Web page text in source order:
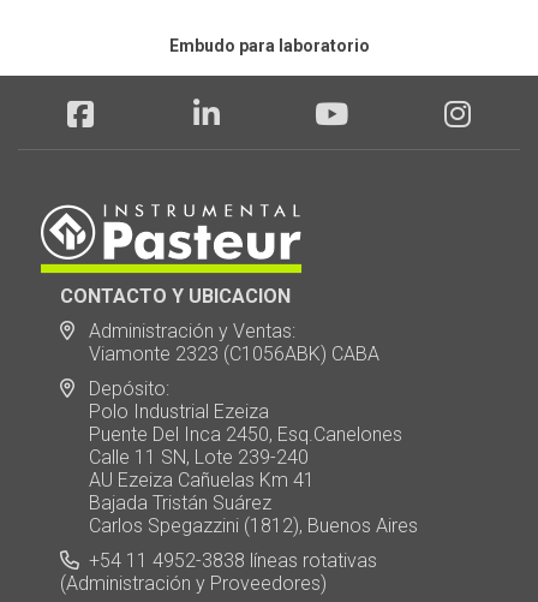
Embudo para laboratorio
CONTACTO Y UBICACION
Administración y Ventas:
Viamonte 2323 (C1056ABK) CABA
Depósito:
Polo Industrial Ezeiza
Puente Del Inca 2450, Esq.Canelones
Calle 11 SN, Lote 239-240
AU Ezeiza Cañuelas Km 41
Bajada Tristán Suárez
Carlos Spegazzini (1812), Buenos Aires
+54 11 4952-3838 líneas rotativas
(Administración y Proveedores)